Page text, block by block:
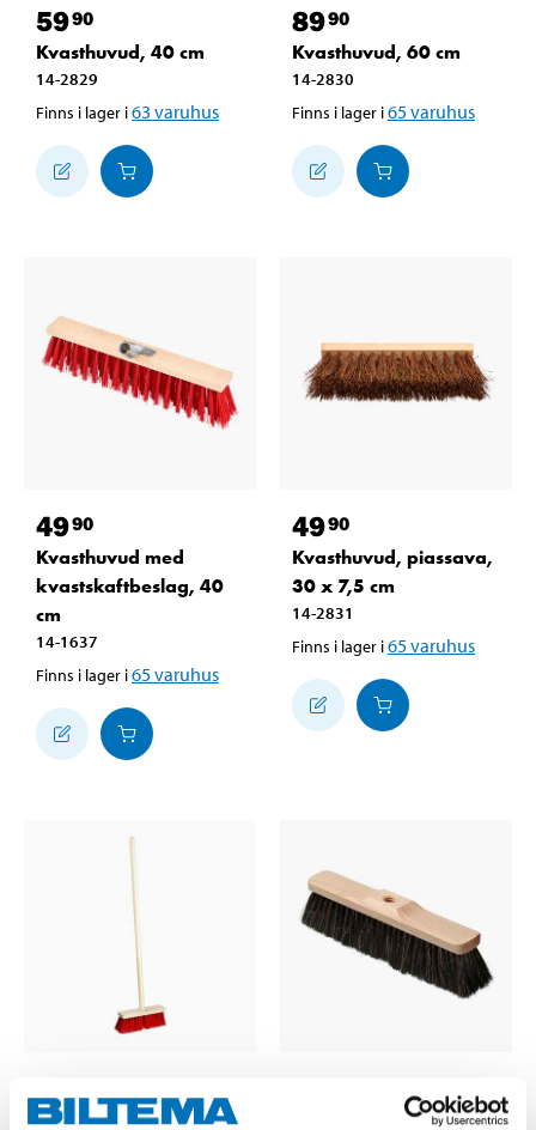
5990
Kvasthuvud, 40 cm
14-2829
Finns i lager i63 varuhus
8990
Kvasthuvud, 60 cm
14-2830
Finns i lager i65varuhus
4990
Kvasthuvud med
kvastskaftbeslag, 40
cm
14-1637
Finns i lager i65varuhus
4990
Kvasthuvud, piassava,
30 x 7,5 cm
14-2831
Finns i lager i65varuhus
Sopkvast, mini
Kvasthuvud i trä,